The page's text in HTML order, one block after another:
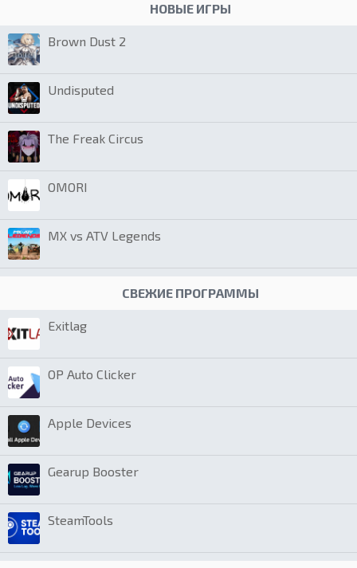
НОВЫЕ ИГРЫ
Brown Dust 2
Undisputed
The Freak Circus
OMORI
MX vs ATV Legends
СВЕЖИЕ ПРОГРАММЫ
Exitlag
OP Auto Clicker
Apple Devices
Gearup Booster
SteamTools